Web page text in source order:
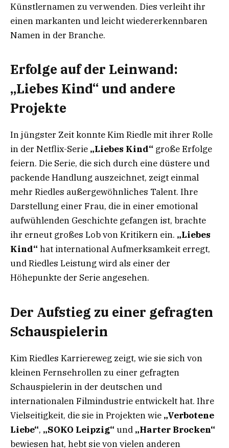
Künstlernamen zu verwenden. Dies verleiht ihr
einen markanten und leicht wiedererkennbaren
Namen in der Branche.
Erfolge auf der Leinwand:
„Liebes Kind“ und andere
Projekte
In jüngster Zeit konnte Kim Riedle mit ihrer Rolle
in der Netflix-Serie „Liebes Kind“ große Erfolge
feiern. Die Serie, die sich durch eine düstere und
packende Handlung auszeichnet, zeigt einmal
mehr Riedles außergewöhnliches Talent. Ihre
Darstellung einer Frau, die in einer emotional
aufwühlenden Geschichte gefangen ist, brachte
ihr erneut großes Lob von Kritikern ein. „Liebes
Kind“ hat international Aufmerksamkeit erregt,
und Riedles Leistung wird als einer der
Höhepunkte der Serie angesehen.
Der Aufstieg zu einer gefragten
Schauspielerin
Kim Riedles Karriereweg zeigt, wie sie sich von
kleinen Fernsehrollen zu einer gefragten
Schauspielerin in der deutschen und
internationalen Filmindustrie entwickelt hat. Ihre
Vielseitigkeit, die sie in Projekten wie „Verbotene
Liebe“, „SOKO Leipzig“ und „Harter Brocken“
bewiesen hat, hebt sie von vielen anderen